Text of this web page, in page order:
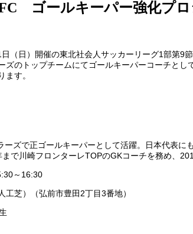
ゴールキーパー強化プ
（日）開催の東北社会人サッカーリーグ1部第9
ズのトップチームにてゴールキーパーコーチと
ます。
ズで正ゴールキーパーとして活躍。日本代表に
で川崎フロンターレTOPのGKコーチを務め、
～16:30
芝）（弘前市豊田2丁目3番地）